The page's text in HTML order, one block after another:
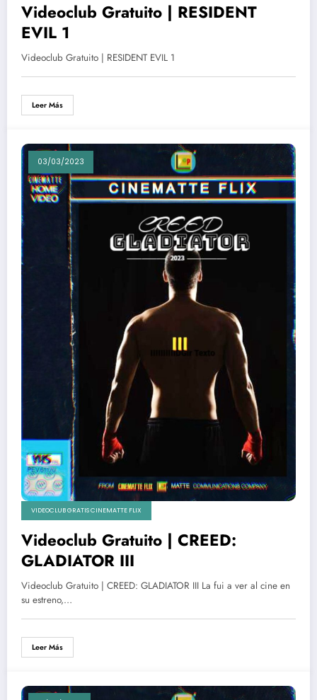
Videoclub Gratuito | RESIDENT
EVIL 1
Videoclub Gratuito | RESIDENT EVIL 1
Leer Más
03/03/2023
VIDEOCLUB GRATIS CINEMATTE FLIX
Videoclub Gratuito | CREED:
GLADIATOR III
Videoclub Gratuito | CREED: GLADIATOR III La fui a ver al cine en
su estreno,…
Leer Más